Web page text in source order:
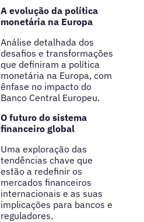
A evolução da política
monetária na Europa
Análise detalhada dos
desafios e transformações
que definiram a política
monetária na Europa, com
ênfase no impacto do
Banco Central Europeu.
O futuro do sistema
financeiro global
Uma exploração das
tendências chave que
estão a redefinir os
mercados financeiros
internacionais e as suas
implicações para bancos e
reguladores.